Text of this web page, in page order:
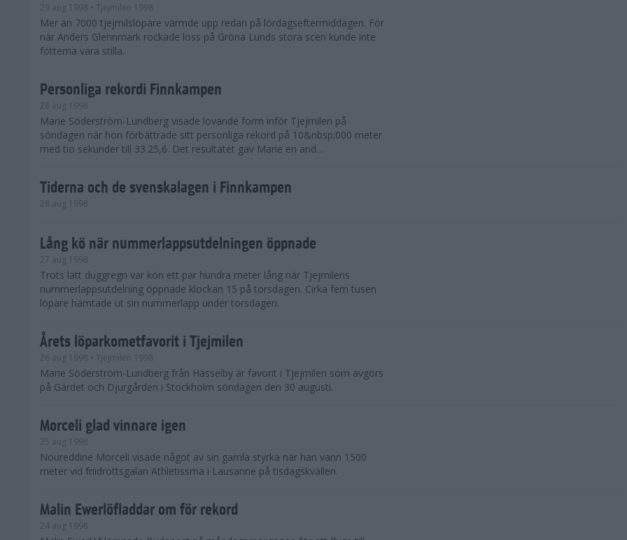
29 aug 1998 • Tjejmilen 1998
Mer än 7000 tjejmilslöpare värmde upp redan på lördagseftermiddagen. För
när Anders Glennmark rockade loss på Gröna Lunds stora scen kunde inte
fötterna vara stilla.
Personliga rekordi Finnkampen
28 aug 1998
Marie Söderström-Lundberg visade lovande form inför Tjejmilen på
söndagen när hon förbättrade sitt personliga rekord på 10&nbsp;000 meter
med tio sekunder till 33.25,6. Det resultatet gav Marie en and...
Tiderna och de svenskalagen i Finnkampen
28 aug 1998
Lång kö när nummerlappsutdelningen öppnade
27 aug 1998
Trots lätt duggregn var kön ett par hundra meter lång när Tjejmilens
nummerlappsutdelning öppnade klockan 15 på torsdagen. Cirka fem tusen
löpare hämtade ut sin nummerlapp under torsdagen.
Årets löparkometfavorit i Tjejmilen
26 aug 1998 • Tjejmilen 1998
Marie Söderström-Lundberg från Hässelby är favorit i Tjejmilen som avgörs
på Gärdet och Djurgården i Stockholm söndagen den 30 augusti.
Morceli glad vinnare igen
25 aug 1998
Noureddine Morceli visade något av sin gamla styrka när han vann 1500
meter vid friidrottsgalan Athletissma i Lausanne på tisdagskvällen.
Malin Ewerlöfladdar om för rekord
24 aug 1998